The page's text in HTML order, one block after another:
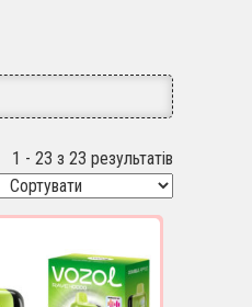
1 - 23 з 23 результатів